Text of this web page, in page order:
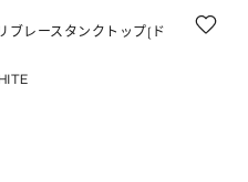
ブレースタンクトップ(ド